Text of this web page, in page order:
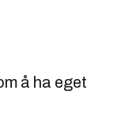
å ha eget